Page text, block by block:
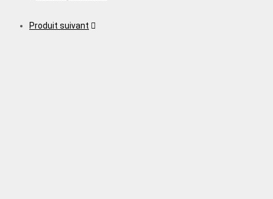
Produit suivant